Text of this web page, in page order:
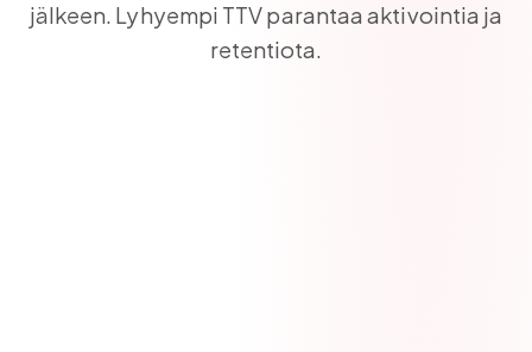
jälkeen. Lyhyempi TTV parantaa aktivointia ja
retentiota.